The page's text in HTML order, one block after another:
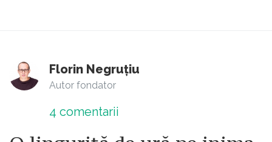
Florin Negruțiu
Autor fondator
4 comentarii